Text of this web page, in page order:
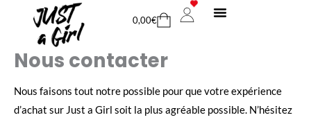
0,00€Cart
Nous contacter
Nous faisons tout notre possible pour que votre expérience
d’achat sur Just a Girl soit la plus agréable possible. N’hésitez